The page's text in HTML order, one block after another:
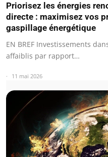
Priorisez les énergies
directe : maximisez vos
gaspillage énergétique
EN BREF Investissements
affaiblis par rapport…
11 mai 2026